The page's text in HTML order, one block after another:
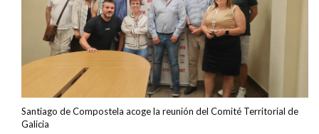
Santiago de Compostela acoge la reunión del Comité Territorial de
Galicia